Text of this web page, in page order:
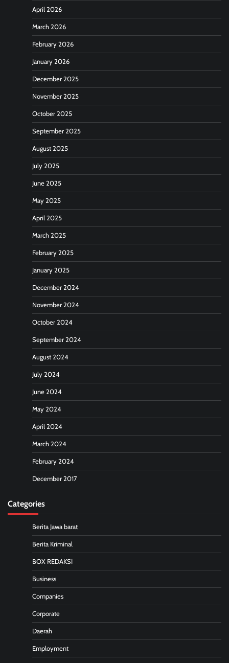
April 2026
March 2026
February 2026
January 2026
December 2025
November 2025
October 2025
September 2025
August 2025
July 2025
June 2025
May 2025
April 2025
March 2025
February 2025
January 2025
December 2024
November 2024
October 2024
September 2024
August 2024
July 2024
June 2024
May 2024
April 2024
March 2024
February 2024
December 2017
Categories
Berita Jawa barat
Berita Kriminal
BOX REDAKSI
Business
Companies
Corporate
Daerah
Employment